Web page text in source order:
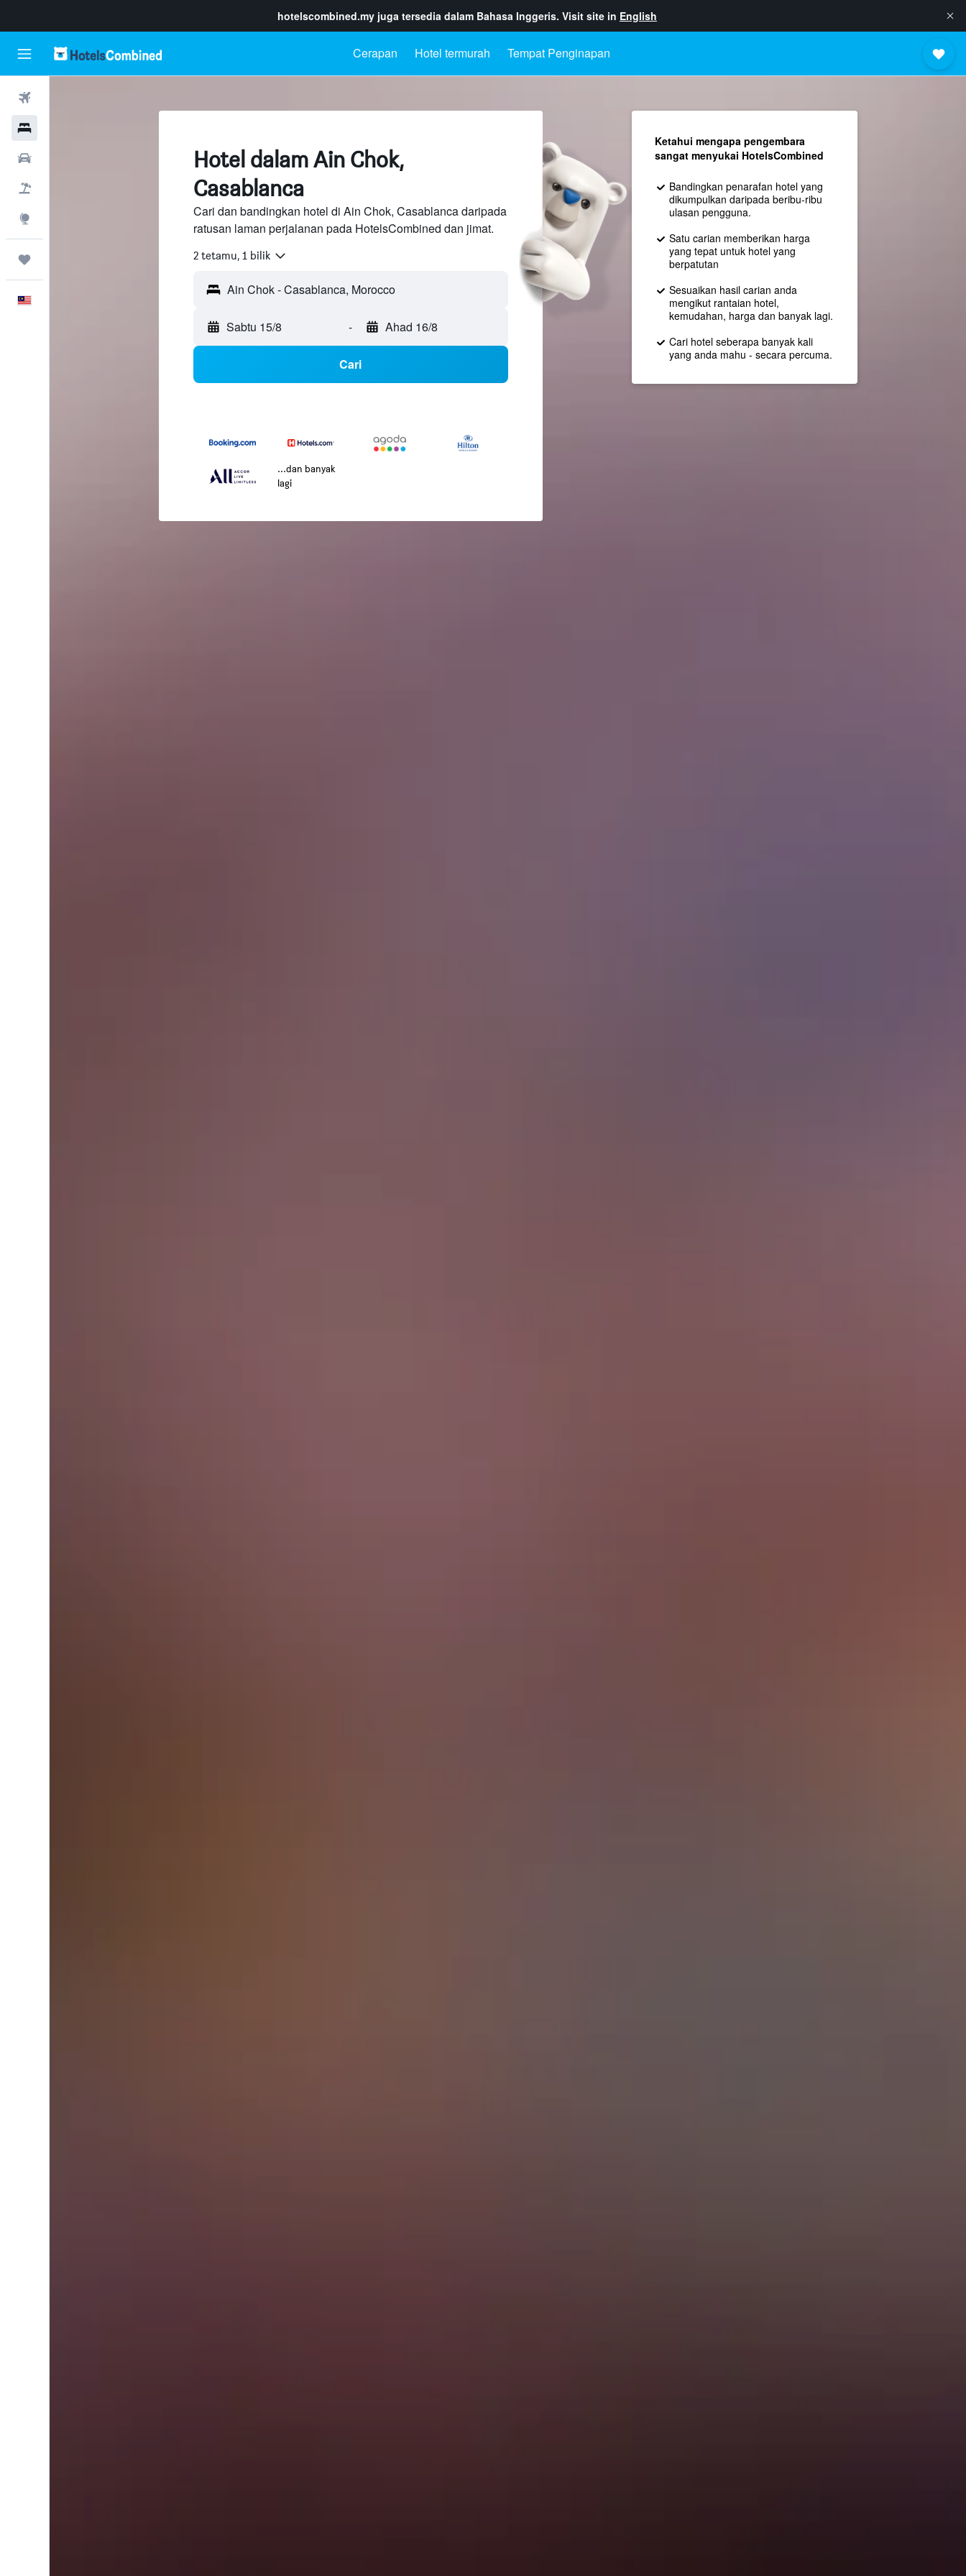
hotelscombined.my juga tersedia dalam Bahasa Inggeris. Visit site in English
Cerapan Hotel termurah Tempat Penginapan
Hotel dalam Ain Chok,
Casablanca
Cari dan bandingkan hotel di Ain Chok, Casablanca daripada
ratusan laman perjalanan pada HotelsCombined dan jimat.
2 tetamu, 1 bilik
Sabtu 15/8 - Ahad 16/8
Cari
...dan banyak
lagi
Ketahui mengapa pengembara
sangat menyukai HotelsCombined
Bandingkan penarafan hotel yang
dikumpulkan daripada beribu-ribu
ulasan pengguna.
Satu carian memberikan harga
yang tepat untuk hotel yang
berpatutan
Sesuaikan hasil carian anda
mengikut rantaian hotel,
kemudahan, harga dan banyak lagi.
Cari hotel seberapa banyak kali
yang anda mahu - secara percuma.